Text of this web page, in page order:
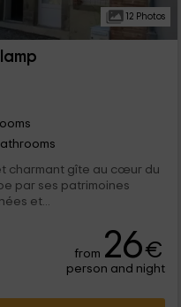
12 Photos
charmant gîte au cœur du
par ses patrimoines
et...
from 26€
person and night